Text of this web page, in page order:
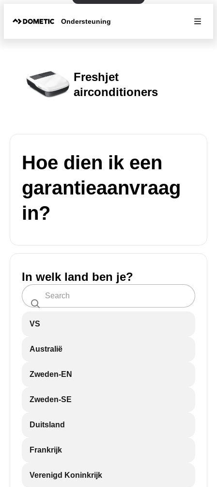
Ondersteuning
Freshjet
airconditioners
Hoe dien ik een
garantieaanvraag
in?
In welk land ben je?
VS
Australië
Zweden-EN
Zweden-SE
Duitsland
Frankrijk
Verenigd Koninkrijk